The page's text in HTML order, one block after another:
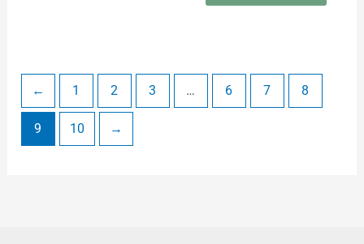
← 1 2 3 … 6 7 8
9 10 →